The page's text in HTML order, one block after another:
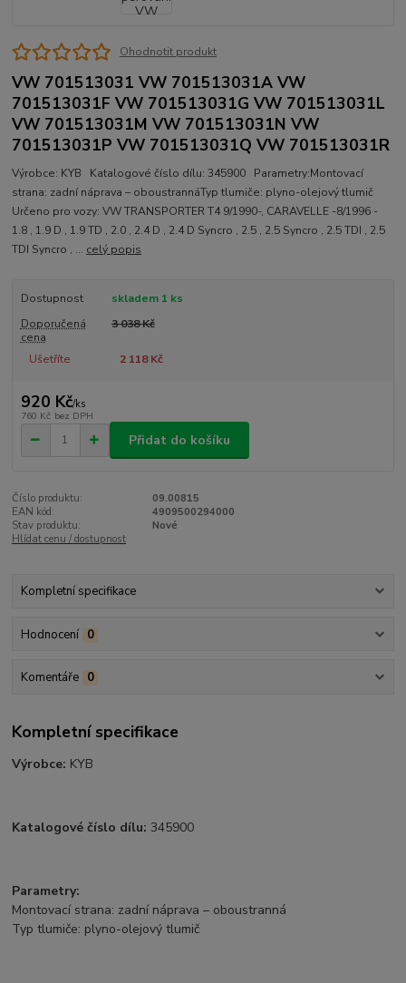
Ohodnotit produkt
VW 701513031 VW 701513031A VW
701513031F VW 701513031G VW 701513031L
VW 701513031M VW 701513031N VW
701513031P VW 701513031Q VW 701513031R
Výrobce: KYB Katalogové číslo dílu: 345900 Parametry:Montovací
strana: zadní náprava – oboustrannáTyp tlumiče: plyno-olejový tlumič
Určeno pro vozy: VW TRANSPORTER T4 9/1990-, CARAVELLE -8/1996 -
1.8 , 1.9 D , 1.9 TD , 2.0 , 2.4 D , 2.4 D Syncro , 2.5 , 2.5 Syncro , 2.5 TDI , 2.5
TDI Syncro , ... celý popis
Dostupnost
skladem 1 ks
Doporučená
cena
3 038 Kč
Ušetříte 2 118 Kč
920 Kč/ks
760 Kč bez DPH
Přidat do košíku
Číslo produktu:
09.00815
EAN kód:
4909500294000
Stav produktu:
Nové
Hlídat cenu / dostupnost
Kompletní specifikace
Hodnocení 0
Komentáře 0
Kompletní specifikace
Výrobce: KYB
Katalogové číslo dílu: 345900
Parametry:
Montovací strana: zadní náprava – oboustranná
Typ tlumiče: plyno-olejový tlumič